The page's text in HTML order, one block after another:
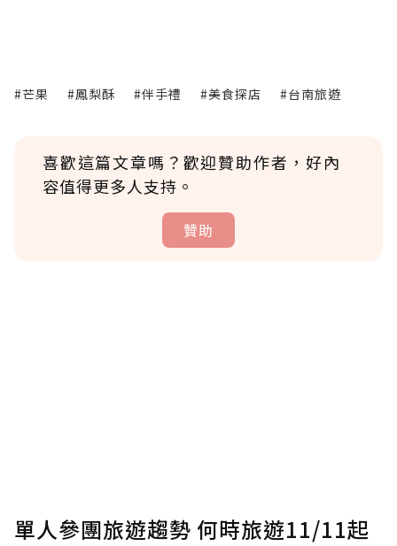
#芒果 #鳳梨酥 #伴手禮 #美食探店 #台南旅遊
喜歡這篇文章嗎？歡迎贊助作者，好內
容值得更多人支持。
贊助
單人參團旅遊趨勢 何時旅遊11/11起